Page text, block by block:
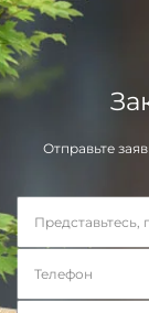
Отправьте